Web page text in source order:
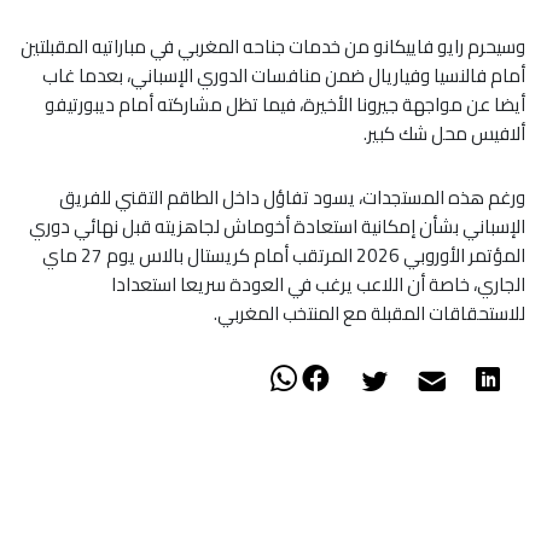
وسيحرم رايو فاييكانو من خدمات جناحه المغربي في مباراتيه المقبلتين
أمام فالنسيا وفياريال ضمن منافسات الدوري الإسباني، بعدما غاب
أيضا عن مواجهة جيرونا الأخيرة، فيما تظل مشاركته أمام ديبورتيفو
ألافيس محل شك كبير.
ورغم هذه المستجدات، يسود تفاؤل داخل الطاقم التقني للفريق
الإسباني بشأن إمكانية استعادة أخوماش لجاهزيته قبل نهائي دوري
المؤتمر الأوروبي 2026 المرتقب أمام كريستال بالاس يوم 27 ماي
الجاري، خاصة أن اللاعب يرغب في العودة سريعا استعدادا
للاستحقاقات المقبلة مع المنتخب المغربي.